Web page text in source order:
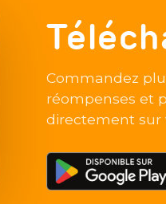
Commandez
réompenses et
directement sur